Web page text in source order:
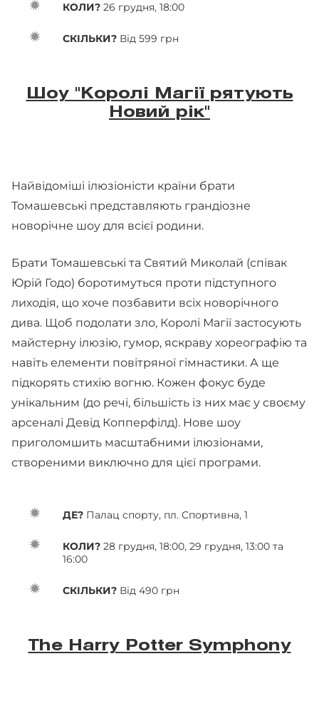
КОЛИ? 26 грудня, 18:00
СКІЛЬКИ? Від 599 грн
Шоу "Королі Магії рятують
Новий рік"
Найвідоміші ілюзіоністи країни брати
Томашевські представляють грандіозне
новорічне шоу для всієї родини.
Брати Томашевські та Святий Миколай (співак
Юрій Годо) боротимуться проти підступного
лиходія, що хоче позбавити всіх новорічного
дива. Щоб подолати зло, Королі Магії застосують
майстерну ілюзію, гумор, яскраву хореографію та
навіть елементи повітряної гімнастики. А ще
підкорять стихію вогню. Кожен фокус буде
унікальним (до речі, більшість із них має у своєму
арсеналі Девід Копперфілд). Нове шоу
приголомшить масштабними ілюзіонами,
створеними виключно для цієї програми.
ДЕ? Палац спорту, пл. Спортивна, 1
КОЛИ? 28 грудня, 18:00, 29 грудня, 13:00 та
16:00
СКІЛЬКИ? Від 490 грн
The Harry Potter Symphony